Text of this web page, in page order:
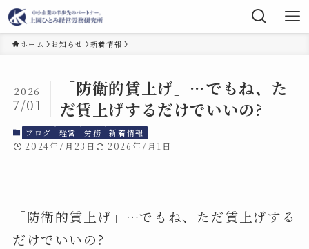
ホーム お知らせ 新着情報
「防衛的賃上げ」…でもね、た
だ賃上げするだけでいいの?
2026
7/01
ブログ 経営 労務 新着情報
2024年7月23日 2026年7月1日
「防衛的賃上げ」…でもね、ただ賃上げする
だけでいいの?